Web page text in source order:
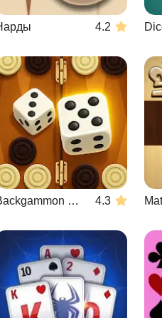
4.2
Backgammon Duel 4.3